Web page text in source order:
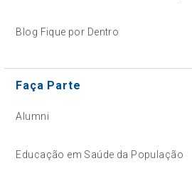
Blog Fique por Dentro
Faça Parte
Alumni
Educação em Saúde da População